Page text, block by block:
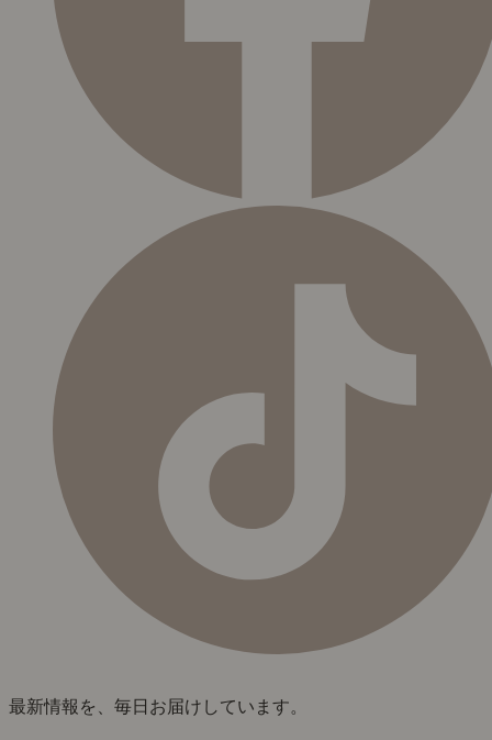
最新情報を、毎日お届けしています。